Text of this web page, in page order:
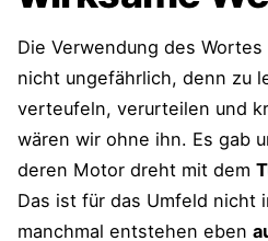
Die Verwendung des
nicht ungefährlich, denn zu
verteufeln, verurteilen und
wären wir ohne ihn. Es gab
deren Motor dreht mit dem
Das ist für das Umfeld nicht
manchmal entstehen eben